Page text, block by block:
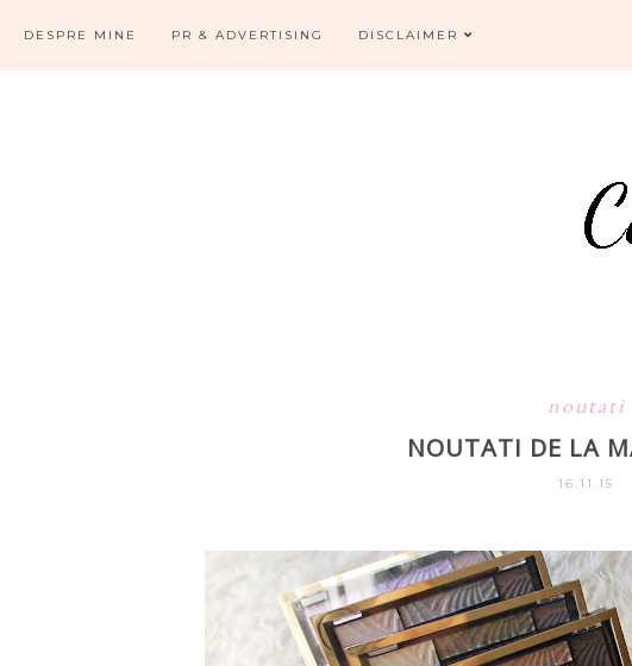
DESPRE MINE PR & ADVERTISING DISCLAIMER
noutati
NOUTATI DE LA
16.11.15